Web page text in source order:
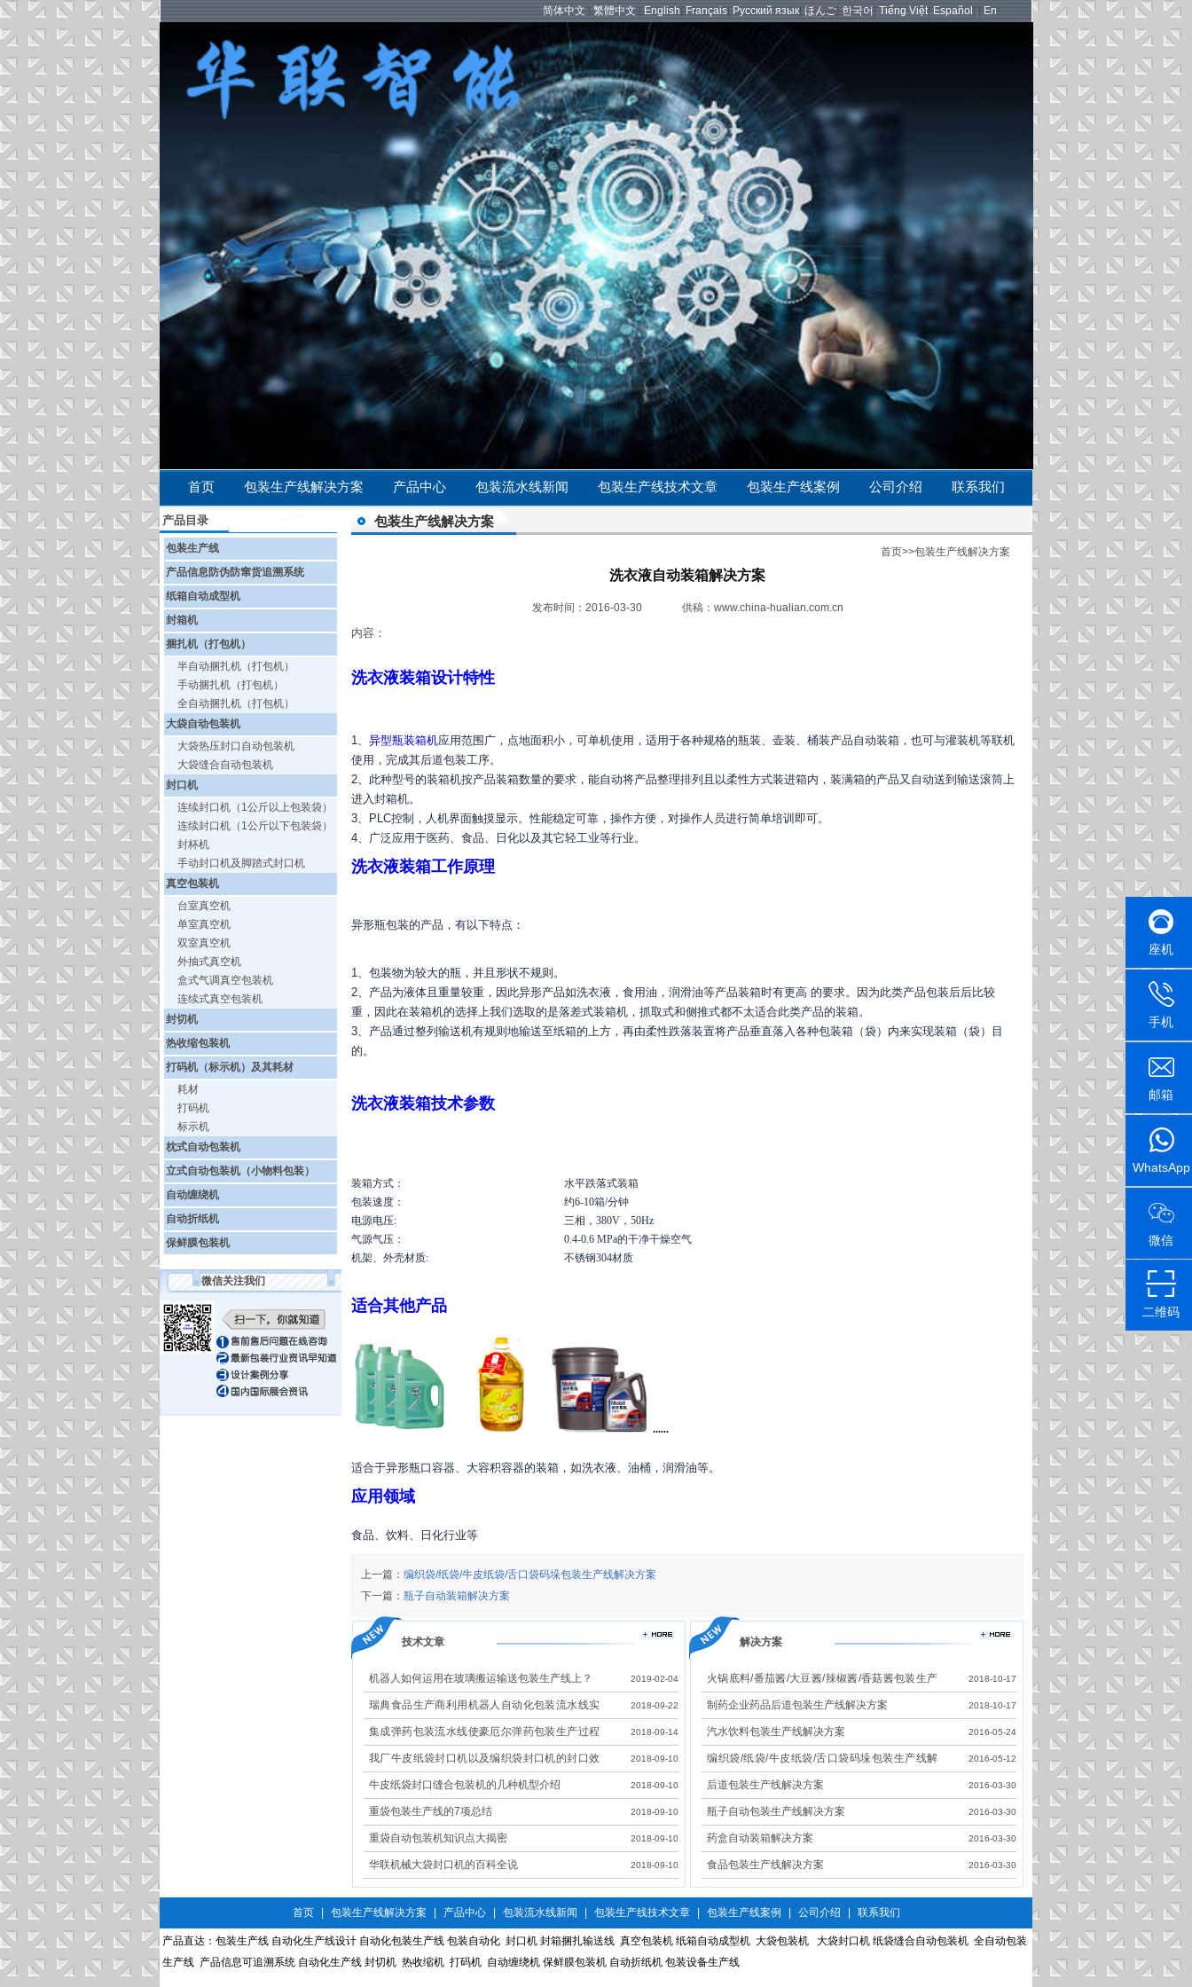
简体中文 繁體中文 English Français Русский язык ほんご|한국어 Tiếng Việt|Español En
首页 包装生产线解决方案 产品中心 包装流水线新闻 包装生产线技术文章 包装生产线案例 公司介绍 联系我们
产品目录
包装生产线
产品信息防伪防窜货追溯系统
纸箱自动成型机
封箱机
捆扎机（打包机）
半自动捆扎机（打包机）
手动捆扎机（打包机）
全自动捆扎机（打包机）
大袋自动包装机
大袋热压封口自动包装机
大袋缝合自动包装机
封口机
连续封口机（1公斤以上包装袋）
连续封口机（1公斤以下包装袋）
封杯机
手动封口机及脚踏式封口机
真空包装机
台室真空机
单室真空机
双室真空机
外抽式真空机
盒式气调真空包装机
连续式真空包装机
封切机
热收缩包装机
打码机（标示机）及其耗材
耗材
打码机
标示机
枕式自动包装机
立式自动包装机（小物料包装）
自动缠绕机
自动折纸机
保鲜膜包装机
微信关注我们
包装生产线解决方案
首页>>包装生产线解决方案
洗衣液自动装箱解决方案
发布时间：2016-03-30 供稿： www.china-hualian.com.cn
内容：
洗衣液装箱设计特性
1、 异型瓶装箱机应用范围广，点地面积小，可单机使用，适用于各种规格的瓶装、壶装、桶装产品自动装箱，也可与灌装机等联机
使用，完成其后道包装工序。
2、此种型号的装箱机按产品装箱数量的要求，能自动将产品整理排列且以柔性方式装进箱内，装满箱的产品又自动送到输送滚筒上
进入封箱机。
3、PLC控制，人机界面触摸显示。性能稳定可靠，操作方便，对操作人员进行简单培训即可。
4、广泛应用于医药、食品、日化以及其它轻工业等行业。
洗衣液装箱工作原理
异形瓶包装的产品，有以下特点：
1、包装物为较大的瓶，并且形状不规则。
2、产品为液体且重量较重，因此异形产品如洗衣液，食用油，润滑油等产品装箱时有更高 的要求。因为此类产品包装后后比较
重，因此在装箱机的选择上我们选取的是落差式装箱机，抓取式和侧推式都不太适合此类产品的装箱。
3、产品通过整列输送机有规则地输送至纸箱的上方，再由柔性跌落装置将产品垂直落入各种包装箱（袋）内来实现装箱（袋）目
的。
洗衣液装箱技术参数
装箱方式：
水平跌落式装箱
包装速度：
约6-10箱/分钟
电源电压:
三相，380V，50Hz
气源气压：
0.4-0.6 MPa的干净干燥空气
机架、外壳材质:
不锈钢304材质
适合其他产品
......
适合于异形瓶口容器、大容积容器的装箱，如洗衣液、油桶，润滑油等。
应用领域
食品、饮料、日化行业等
上一篇： 编织袋/纸袋/牛皮纸袋/舌口袋码垛包装生产线解决方案
下一篇： 瓶子自动装箱解决方案
技术文章
机器人如何运用在玻璃搬运输送包装生产线上？ 2019-02-04
瑞典食品生产商利用机器人自动化包装流水线实
现高效改造
2018-09-22
集成弹药包装流水线使豪厄尔弹药包装生产过程
更安全
2018-09-14
我厂牛皮纸袋封口机以及编织袋封口机的封口效
果大展示
2018-09-10
牛皮纸袋封口缝合包装机的几种机型介绍 2018-09-10
重袋包装生产线的7项总结 2018-09-10
重袋自动包装机知识点大揭密 2018-09-10
华联机械大袋封口机的百科全说 2018-09-10
解决方案
火锅底料/番茄酱/大豆酱/辣椒酱/香菇酱包装生产
线解决方案
2018-10-17
制药企业药品后道包装生产线解决方案 2018-10-17
汽水饮料包装生产线解决方案 2016-05-24
编织袋/纸袋/牛皮纸袋/舌口袋码垛包装生产线解
决方案
2016-05-12
后道包装生产线解决方案 2016-03-30
瓶子自动包装生产线解决方案 2016-03-30
药盒自动装箱解决方案 2016-03-30
食品包装生产线解决方案 2016-03-30
首页 包装生产线解决方案 产品中心 包装流水线新闻 包装生产线技术文章 包装生产线案例 公司介绍 联系我们
产品直达： 包装生产线 自动化生产线设计 自动化包装生产线 包装自动化 封口机 封箱捆扎输送线 真空包装机 纸箱自动成型机 大袋包装机 大袋封口机 纸袋缝合自动包装机 全自动包装
生产线 产品信息可追溯系统 自动化生产线 封切机 热收缩机 打码机 自动缠绕机 保鲜膜包装机 自动折纸机 包装设备生产线
座机
手机
邮箱
WhatsApp
微信
二维码